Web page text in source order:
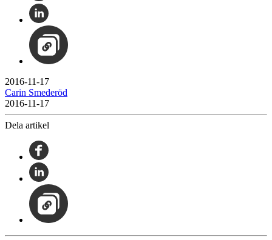
2016-11-17
Carin Smederöd
2016-11-17
Dela artikel